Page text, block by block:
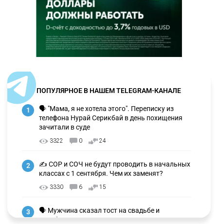
ПОПУЛЯРНОЕ В НАШЕМ TELEGRAM-КАНАЛЕ
1
🗣 "Мама, я не хотела этого". Переписку из
телефона Нурай Серикбай в день похищения
зачитали в суде
3322 0 24
2
✍️ СОР и СОЧ не будут проводить в начальных
классах с 1 сентября. Чем их заменят?
3330 6 15
3
🗣 Мужчина сказал тост на свадьбе и
заработал уголовное дело